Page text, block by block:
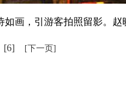
画，引游客拍照留影。赵
[6] [下一页]